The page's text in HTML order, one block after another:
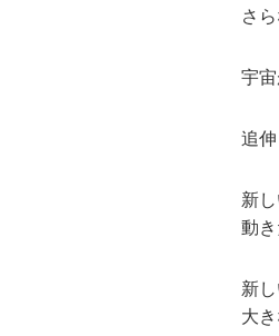
さ
宇
追伸
新
動
新
大